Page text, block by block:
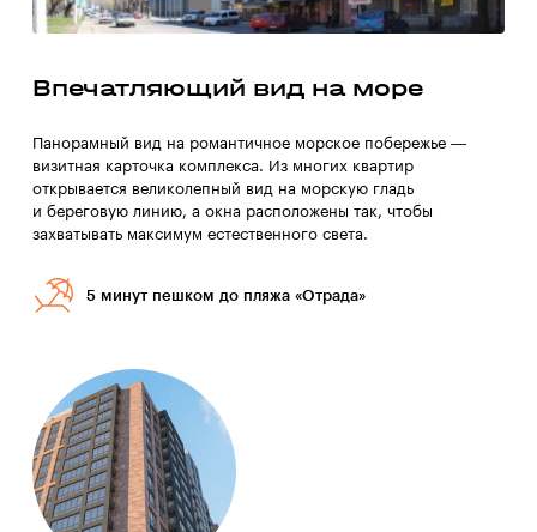
Впечатляющий вид на море
Панорамный вид на романтичное морское побережье —
визитная карточка комплекса. Из многих квартир
открывается великолепный вид на морскую гладь
и береговую линию, а окна расположены так, чтобы
захватывать максимум естественного света.
5 минут пешком до пляжа «Отрада»